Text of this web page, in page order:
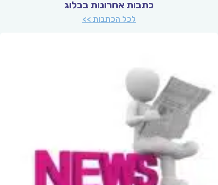
כתבות אחרונות בבלוג
לכל הכתבות >>